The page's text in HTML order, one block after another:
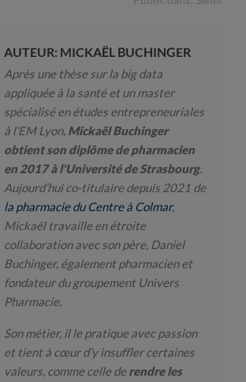
AUTEUR: MICKAËL BUCHINGER
Après une thèse sur la big data
appliquée à la santé et un master
spécialisé en études entrepreneuriales
à l'EM Lyon, Mickaël Buchinger
obtient son diplôme de pharmacien
en 2017 à l'Université de Strasbourg.
Aujourd’hui co-titulaire depuis 2021 de
la pharmacie du Centre à Colmar,
Mickaël travaille en étroite
collaboration avec son père, Daniel
Buchinger, également pharmacien et
fondateur du groupement Univers
Pharmacie.
Son métier, il le pratique avec passion
et tient à cœur d’y insuffler certaines
valeurs, comme celle derendre les